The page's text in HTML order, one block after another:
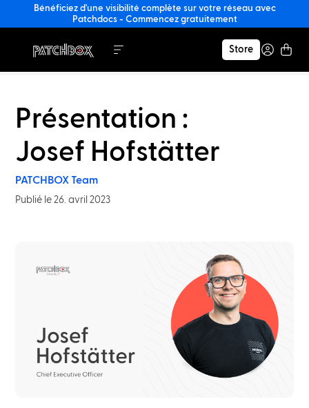
Bénéficiez d'une visibilité complète sur votre réseau avec
Patchdocs - Commencez gratuitement
Store
Présentation :
Josef Hofstätter
PATCHBOX Team
Publié le 26. avril 2023